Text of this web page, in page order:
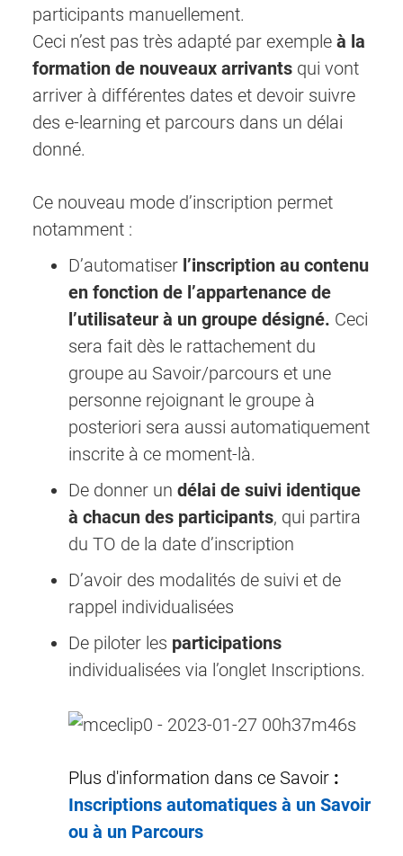
participants manuellement.
Ceci n’est pas très adapté par exemple à la
formation de nouveaux arrivants qui vont
arriver à différentes dates et devoir suivre
des e-learning et parcours dans un délai
donné.
Ce nouveau mode d’inscription permet
notamment :
D’automatiser l’inscription au contenu
en fonction de l’appartenance de
l’utilisateur à un groupe désigné. Ceci
sera fait dès le rattachement du
groupe au Savoir/parcours et une
personne rejoignant le groupe à
posteriori sera aussi automatiquement
inscrite à ce moment-là.
De donner un délai de suivi identique
à chacun des participants, qui partira
du TO de la date d’inscription
D’avoir des modalités de suivi et de
rappel individualisées
De piloter les participations
individualisées via l’onglet Inscriptions.
Plus d'information dans ce Savoir :
Inscriptions automatiques à un Savoir
ou à un Parcours